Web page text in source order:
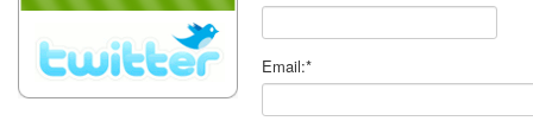
Email:*